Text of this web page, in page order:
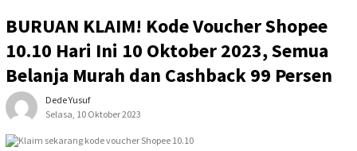
BURUAN KLAIM! Kode Voucher Shopee
10.10 Hari Ini 10 Oktober 2023, Semua
Belanja Murah dan Cashback 99 Persen
Dede Yusuf
Selasa, 10 Oktober 2023